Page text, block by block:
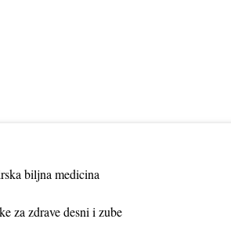
biljna medicina
za zdrave desni i zube